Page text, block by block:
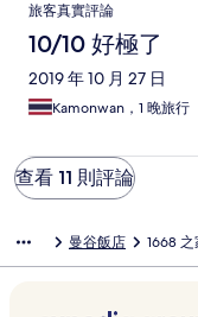
旅客真實評論
10/10 好極了
2019 年 10 月 27 日
Kamonwan，1 晚旅行
查看 11 則評論
曼谷飯店 1668